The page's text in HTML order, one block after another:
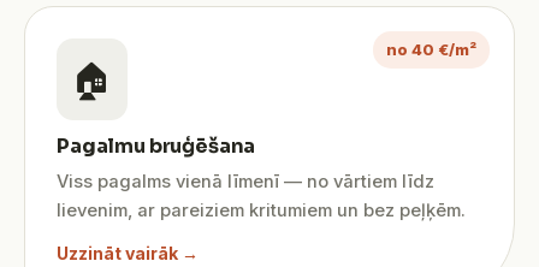
no 40 €/m²
🏠
Pagalmu bruģēšana
Viss pagalms vienā līmenī — no vārtiem līdz
lievenim, ar pareiziem kritumiem un bez peļķēm.
Uzzināt vairāk →